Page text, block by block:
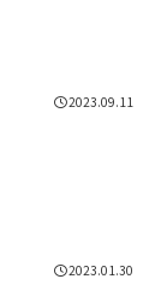
2023.09.11
2023.01.30